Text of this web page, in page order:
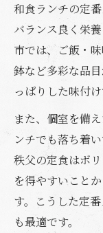
和食ランチの定
バランス良く栄
市では、ご飯・
鉢など多彩な品
っぱりした味付
また、個室を備
ンチでも落ち着
秩父の定食はボ
を得やすいこと
す。こうした定
も最適です。